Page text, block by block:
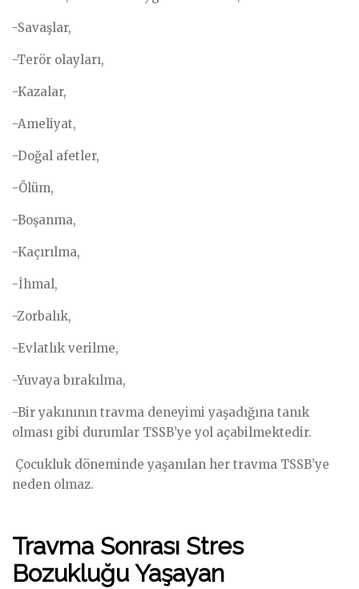
-Savaşlar,
-Terör olayları,
-Kazalar,
-Ameliyat,
-Doğal afetler,
-Ölüm,
-Boşanma,
-Kaçırılma,
-İhmal,
-Zorbalık,
-Evlatlık verilme,
-Yuvaya bırakılma,
-Bir yakınının travma deneyimi yaşadığına tanık
olması gibi durumlar TSSB’ye yol açabilmektedir.
Çocukluk döneminde yaşanılan her travma TSSB’ye
neden olmaz.
Travma Sonrası Stres
Bozukluğu Yaşayan